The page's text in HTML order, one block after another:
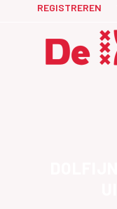
REGISTREREN